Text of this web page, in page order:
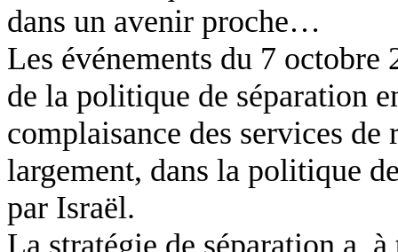
dans un avenir proche…
Les événements du 7 octobre
de la politique de séparation
complaisance des services de
largement, dans la politique
par Israël.
La stratégie de séparation a,